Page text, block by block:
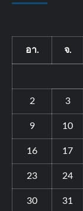
อา. จ.
2 3
9 10
16 17
23 24
30 31